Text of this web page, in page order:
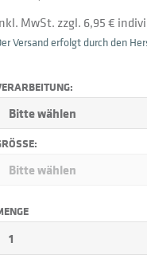
MwSt. zzgl. 6,95 €
Versand erfolgt durch den